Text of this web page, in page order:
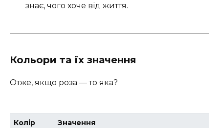
знає, чого хоче від життя.
Кольори та їх значення
Отже, якщо роза — то яка?
Колір Значення